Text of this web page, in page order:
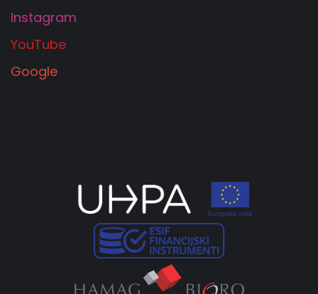
Instagram
YouTube
Google